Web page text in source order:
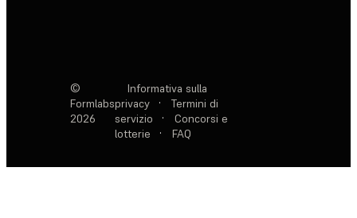
©
Formlabs
2026
Informativa sulla
privacy
·
Termini di
servizio
·
Concorsi e
lotterie
· FAQ